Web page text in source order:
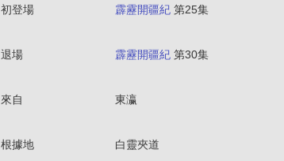
初登場 霹靂開疆紀第25集
退場 霹靂開疆紀第30集
來自 東瀛
根據地 白靈夾道